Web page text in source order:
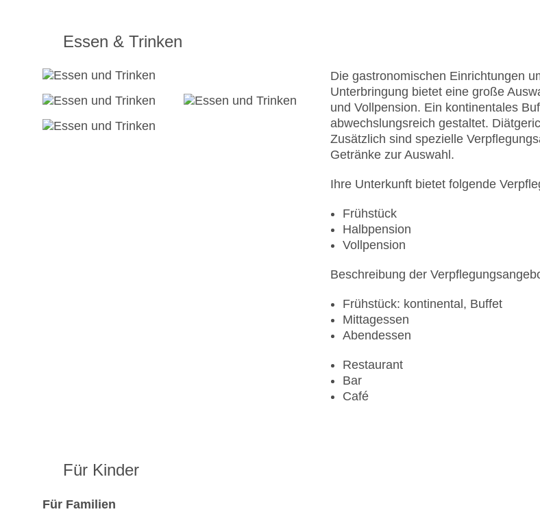
Essen & Trinken
Die gastronomischen Einrichtungen
Unterbringung bietet eine große
und Vollpension. Ein kontinentales
abwechslungsreich gestaltet.
Zusätzlich sind spezielle
Getränke zur Auswahl.
Ihre Unterkunft bietet folgende
Frühstück
Halbpension
Vollpension
Beschreibung der
Frühstück: kontinental, Buffet
Mittagessen
Abendessen
Restaurant
Bar
Café
Für Kinder
Für Familien